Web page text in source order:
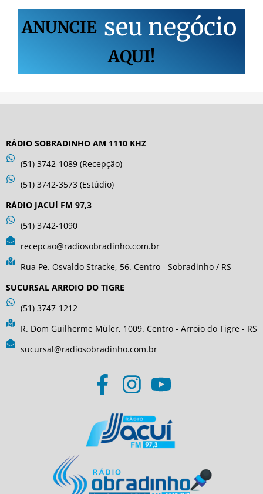
ANUNCIE seu negócio
AQUI!
RÁDIO SOBRADINHO AM 1110 KHZ
(51) 3742-1089 (Recepção)
(51) 3742-3573 (Estúdio)
RÁDIO JACUÍ FM 97,3
(51) 3742-1090
recepcao@radiosobradinho.com.br
Rua Pe. Osvaldo Stracke, 56. Centro - Sobradinho / RS
SUCURSAL ARROIO DO TIGRE
(51) 3747-1212
R. Dom Guilherme Müler, 1009. Centro - Arroio do Tigre - RS
sucursal@radiosobradinho.com.br